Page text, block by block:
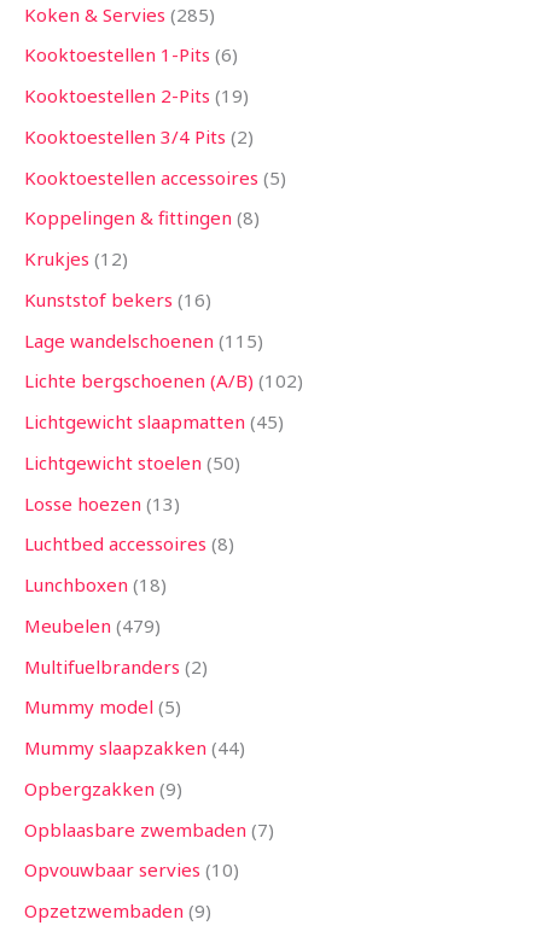
Koken & Servies 285
Kooktoestellen 1-Pits 6
Kooktoestellen 2-Pits 19
Kooktoestellen 3/4 Pits 2
Kooktoestellen accessoires 5
Koppelingen & fittingen 8
Krukjes 12
Kunststof bekers 16
Lage wandelschoenen 115
Lichte bergschoenen (A/B) 102
Lichtgewicht slaapmatten 45
Lichtgewicht stoelen 50
Losse hoezen 13
Luchtbed accessoires 8
Lunchboxen 18
Meubelen 479
Multifuelbranders 2
Mummy model 5
Mummy slaapzakken 44
Opbergzakken 9
Opblaasbare zwembaden 7
Opvouwbaar servies 10
Opzetzwembaden 9